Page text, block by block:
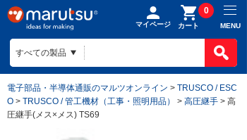
マイページ カート
0
MENU
電子部品・半導体通販のマルツオンライン > TRUSCO / ESC
O > TRUSCO / 管工機材（工事・照明用品） > 高圧継手 > 高
圧継手(メス×メス) TS69